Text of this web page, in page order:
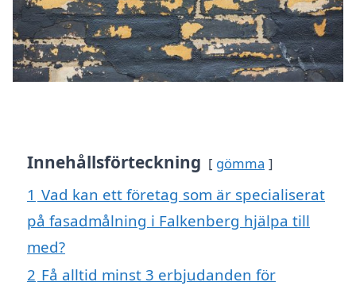
Innehållsförteckning gömma
1 Vad kan ett företag som är specialiserat
på fasadmålning i Falkenberg hjälpa till
med?
2 Få alltid minst 3 erbjudanden för